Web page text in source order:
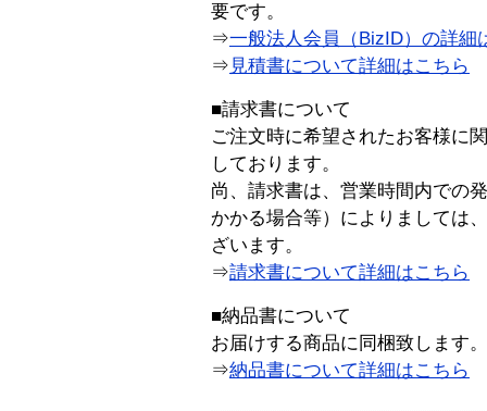
要です。
⇒一般法人会員（BizID）の詳細
⇒ 見積書について詳細はこちら
■請求書について
ご注文時に希望されたお客様に
しております。
尚、請求書は、営業時間内での
かかる場合等）によりましては
ざいます。
⇒請求書について詳細はこちら
■納品書について
お届けする商品に同梱致します。
⇒納品書について詳細はこちら